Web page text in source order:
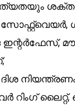
കൃത്യതയും
ദിശ
ലൈറ്റ്,